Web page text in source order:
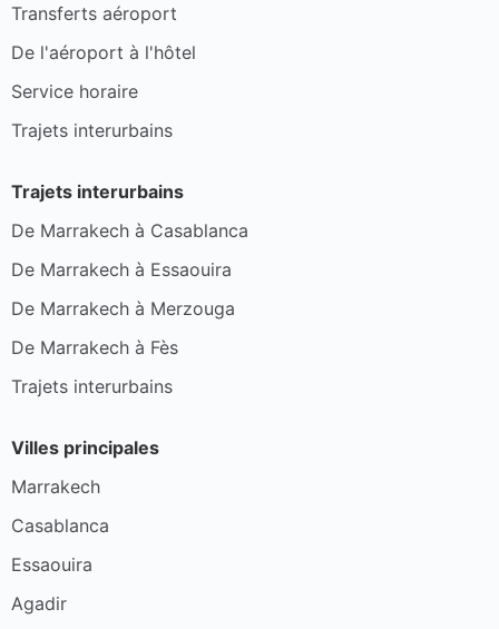
Transferts aéroport
De l'aéroport à l'hôtel
Service horaire
Trajets interurbains
Trajets interurbains
De Marrakech à Casablanca
De Marrakech à Essaouira
De Marrakech à Merzouga
De Marrakech à Fès
Trajets interurbains
Villes principales
Marrakech
Casablanca
Essaouira
Agadir